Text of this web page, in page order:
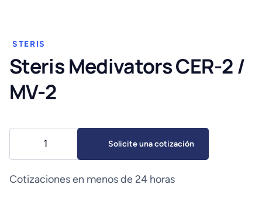
STERIS
Steris Medivators CER-2 /
MV-2
Medivators
CER-
2
Solicite una cotización
Cotizaciones en menos de 24 horas